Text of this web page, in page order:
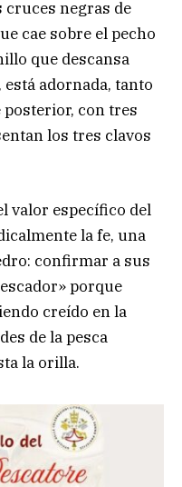
cruces negras de
cae sobre el pecho
que descansa
adornada, tanto
posterior, con tres
los tres clavos
valor específico del
la fe, una
confirmar a sus
porque
creído en la
de la pesca
la orilla.